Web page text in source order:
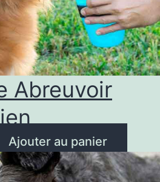
Abreuvoir
Ajouter au panier